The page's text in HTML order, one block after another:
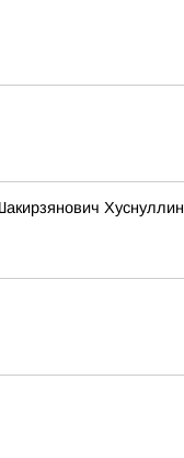
Хуснуллин